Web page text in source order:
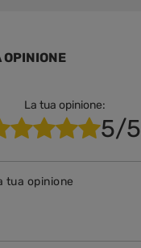
OPINIONE
La tua opinione:
5/5
tua opinione